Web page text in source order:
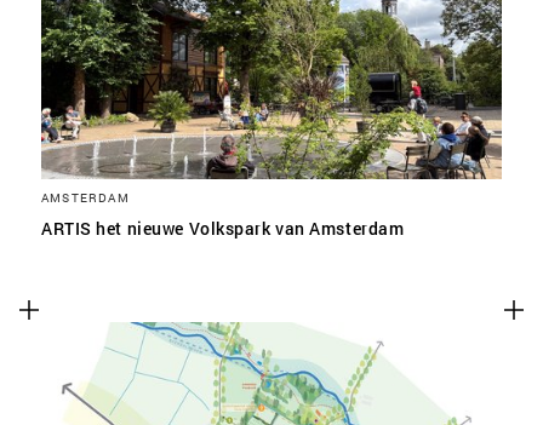
AMSTERDAM
ARTIS het nieuwe Volkspark van Amsterdam
SLA VOORKEUREN OP